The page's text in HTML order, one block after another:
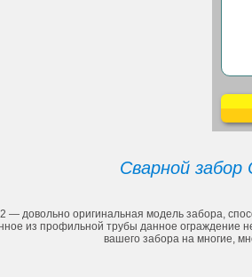
Сварной забор
— довольно оригинальная модель забора,
из профильной трубы данное ограждение
вашего забора на многие,